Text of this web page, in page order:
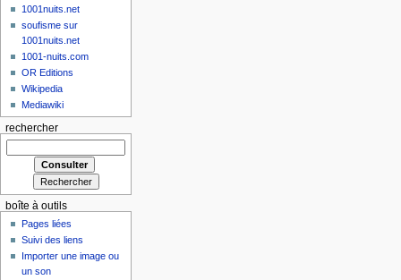
1001nuits.net
soufisme sur
1001nuits.net
1001-nuits.com
OR Editions
Wikipedia
Mediawiki
rechercher
boîte à outils
Pages liées
Suivi des liens
Importer une image ou
un son